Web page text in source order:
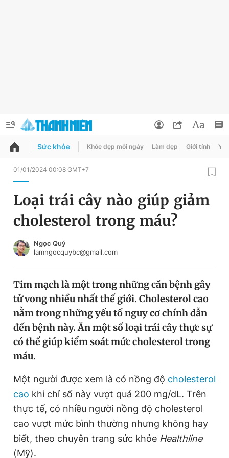
QUẢNG CÁO ĐẶT BÁO
Chuyên mục
Chuyên mục khác
Tin thị trường Tin 360
Video Magazine
Tiện ích Bạn cần biết
Thông tin tòa soạn Liên hệ quảng cáo
Đổi mật khẩu
Tin đã lưu
Tin đã xem
Đăng xuất
Sức khỏe Khỏe đẹp mỗi ngày Làm đẹp Giới tính Y
01/01/2024 00:08 GMT+7
Loại trái cây nào giúp giảm
cholesterol trong máu?
Ngọc Quý
lamngocquybc@gmail.com
Tim mạch là một trong những căn bệnh gây
tử vong nhiều nhất thế giới. Cholesterol cao
nằm trong những yếu tố nguy cơ chính dẫn
đến bệnh này. Ăn một số loại trái cây thực sự
có thể giúp kiểm soát mức cholesterol trong
máu.
Một người được xem là có nồng độ cholesterol
cao khi chỉ số này vượt quá 200 mg/dL. Trên
thực tế, có nhiều người nồng độ cholesterol
cao vượt mức bình thường nhưng không hay
biết, theo chuyên trang sức khỏe Healthline
(Mỹ).